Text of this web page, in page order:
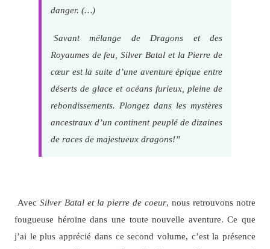
danger. (…)
Savant mélange de Dragons et des
Royaumes de feu, Silver Batal et la Pierre de
cœur est la suite d’une aventure épique entre
déserts de glace et océans furieux, pleine de
rebondissements. Plongez dans les mystères
ancestraux d’un continent peuplé de dizaines
de races de majestueux dragons!”
Avec Silver Batal et la pierre de coeur, nous retrouvons notre
fougueuse héroïne dans une toute nouvelle aventure. Ce que
j’ai le plus apprécié dans ce second volume, c’est la présence